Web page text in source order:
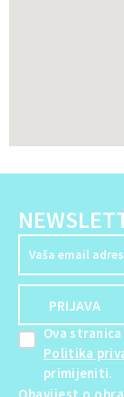
Ova
Politika
primijeniti.